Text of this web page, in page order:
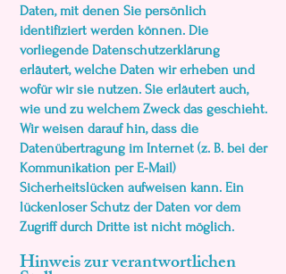
Daten, mit denen Sie persönlich
identifiziert werden können. Die
vorliegende Datenschutzerklärung
erläutert, welche Daten wir erheben und
wofür wir sie nutzen. Sie erläutert auch,
wie und zu welchem Zweck das geschieht.
Wir weisen darauf hin, dass die
Datenübertragung im Internet (z. B. bei der
Kommunikation per E-Mail)
Sicherheitslücken aufweisen kann. Ein
lückenloser Schutz der Daten vor dem
Zugriff durch Dritte ist nicht möglich.
Hinweis zur verantwortlichen